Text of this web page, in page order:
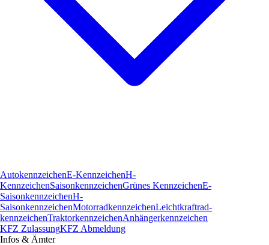
AutokennzeichenE-KennzeichenH-
KennzeichenSaisonkennzeichenGrünes KennzeichenE-
SaisonkennzeichenH-
SaisonkennzeichenMotorradkennzeichenLeichtkraftrad­
kennzeichenTraktorkennzeichenAnhängerkennzeichen
KFZ ZulassungKFZ Abmeldung
Infos & Ämter